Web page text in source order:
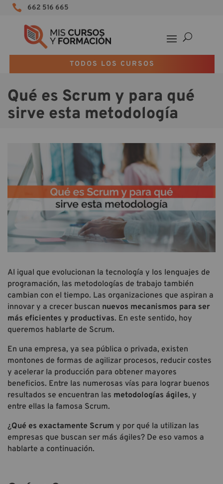
 662 516 665
TODOS LOS CURSOS
Qué es Scrum y para qué
sirve esta metodología
Al igual que evolucionan la tecnología y los lenguajes de
programación, las metodologías de trabajo también
cambian con el tiempo. Las organizaciones que aspiran a
innovar y a crecer buscan nuevos mecanismos para ser
más eficientes y productivas. En este sentido, hoy
queremos hablarte de Scrum.
En una empresa, ya sea pública o privada, existen
montones de formas de agilizar procesos, reducir costes
y acelerar la producción para obtener mayores
beneficios. Entre las numerosas vías para lograr buenos
resultados se encuentran las metodologías ágiles, y
entre ellas la famosa Scrum.
¿Qué es exactamente Scrum y por qué la utilizan las
empresas que buscan ser más ágiles? De eso vamos a
hablarte a continuación.